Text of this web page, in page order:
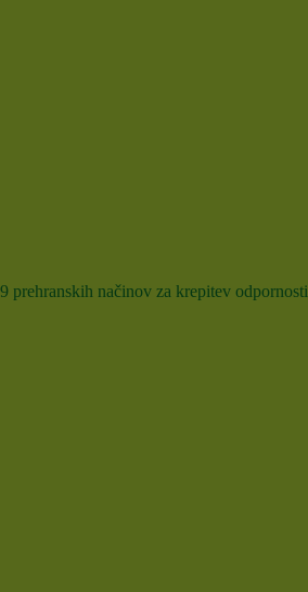
9 prehranskih načinov za krepitev odpornosti